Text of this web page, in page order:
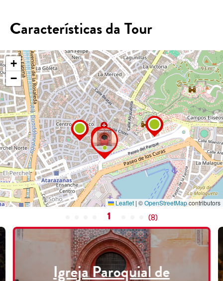
Características da Tour
+
−
Leaflet | ©OpenStreetMapcontributors
1 (8)
Igreja Paroquial de